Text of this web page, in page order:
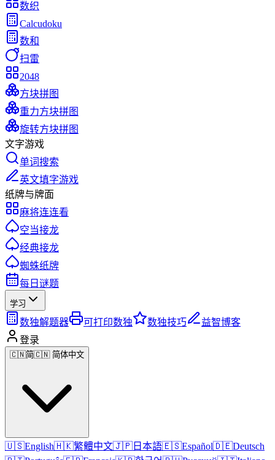
数织
Calcudoku
数和
扫雷
2048
方块拼图
重力方块拼图
旋转方块拼图
文字游戏
单词搜索
英文填字游戏
纸牌与牌面
麻将连连看
空当接龙
经典接龙
蜘蛛纸牌
每日谜题
学习
数独解题器 可打印数独 数独技巧
益智博客
登录
🇨🇳简🇨🇳 简体中文
🇺🇸English🇭🇰繁體中文🇯🇵 日本語🇪🇸Español🇩🇪Deutsch